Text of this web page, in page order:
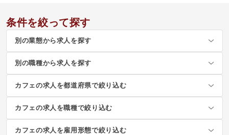
条件を絞って探す
別の業態から求人を探す
別の職種から求人を探す
カフェの求人を都道府県で絞り込む
カフェの求人を職種で絞り込む
カフェの求人を雇用形態で絞り込む